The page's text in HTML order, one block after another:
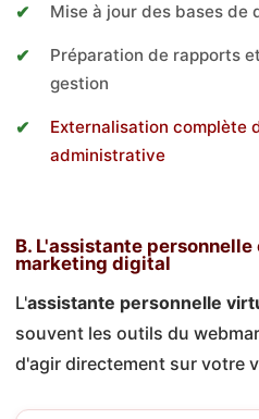
Mise à jour des bases de
Préparation de rapports
gestion
Externalisation complète
administrative
B. L'assistante
marketing digital
L'assistante personnelle
souvent les outils du
d'agir directement sur votre